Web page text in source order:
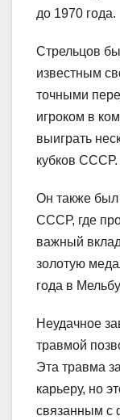
до 1970 года.
Стрельцов
известным
точными
игроком в
выиграть
кубков СССР.
Он также был
СССР, где
важный
золотую
года в
Неудачное
травмой
Эта травма
карьеру, но
связанным с